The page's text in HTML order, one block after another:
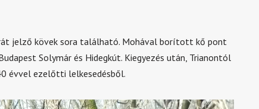
jelző kövek sora található. Mohával borított kő pont
Solymár és Hidegkút. Kiegyezés után, Trianontól
évvel ezelőtti lelkesedésből.